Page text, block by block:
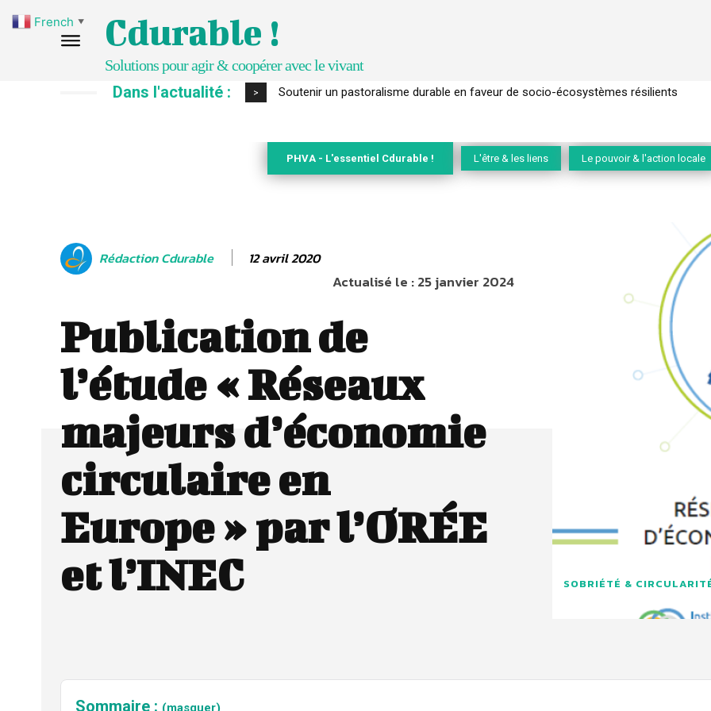
Cdurable !
Solutions pour agir & coopérer avec le vivant
Dans l'actualité : > S’inspirer de l’arbre pour un modèle économique régénératif du vivant …
PHVA - L'essentiel Cdurable ! L'être & les liens Le pouvoir & l'action locale
Rédaction Cdurable 12 avril 2020
Actualisé le :25 janvier 2024
Publication de
l’étude « Réseaux
majeurs d’économie
circulaire en
Europe » par l’ORÉE
et l’INEC
SOBRIÉTÉ &
Sommaire : (masquer)
French ▼